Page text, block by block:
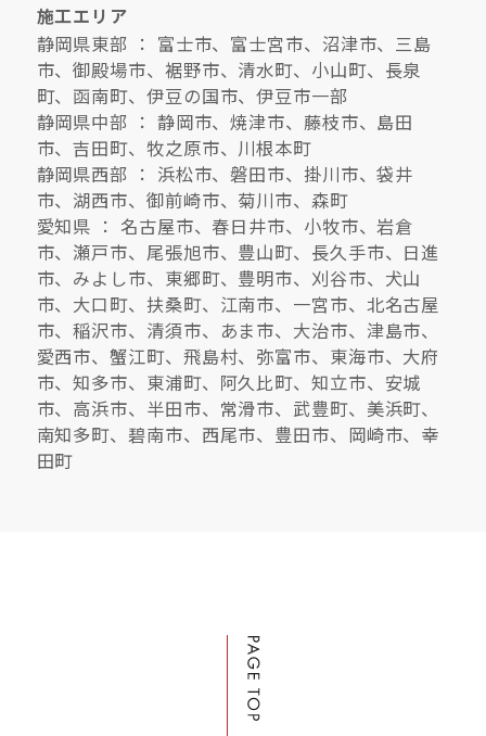
施工エリア
静岡県東部 ： 富士市、富士宮市、沼津市、三島
市、御殿場市、裾野市、清水町、小山町、長泉
町、函南町、伊豆の国市、伊豆市一部
静岡県中部 ： 静岡市、焼津市、藤枝市、島田
市、吉田町、牧之原市、川根本町
静岡県西部 ： 浜松市、磐田市、掛川市、袋井
市、湖西市、御前崎市、菊川市、森町
愛知県 ： 名古屋市、春日井市、小牧市、岩倉
市、瀬戸市、尾張旭市、豊山町、長久手市、日進
市、みよし市、東郷町、豊明市、刈谷市、犬山
市、大口町、扶桑町、江南市、一宮市、北名古屋
市、稲沢市、清須市、あま市、大治市、津島市、
愛西市、蟹江町、飛島村、弥富市、東海市、大府
市、知多市、東浦町、阿久比町、知立市、安城
市、高浜市、半田市、常滑市、武豊町、美浜町、
南知多町、碧南市、西尾市、豊田市、岡崎市、幸
田町